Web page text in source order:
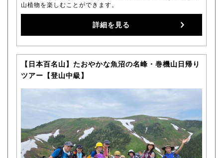
山植物を楽しむことができます。
詳細を見る
【日本百名山】たおやかな魚沼の名峰・巻機山日帰り
ツアー【登山中級】